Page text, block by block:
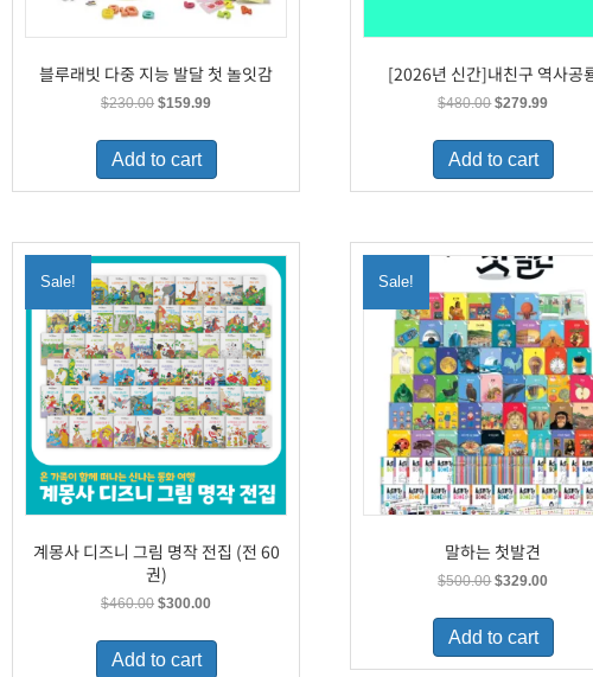
블루래빗 다중 지능 발달 첫 놀잇감
$230.00 Original
was:
$230.00.
$159.99Current
is:
Add to cart
[2026년 신간]내친구 역사공
$480.00Original
was:
$480.00.
$279.99Current
is:
Add to cart
Sale!
계몽사 디즈니 그림 명작 전집 (전 60
권)
$460.00 Original
was:
$460.00.
$300.00Current
is:
Add to cart
Sale!
말하는 첫발견
$500.00Original
was:
$500.00.
$329.00Current
is:
Add to cart